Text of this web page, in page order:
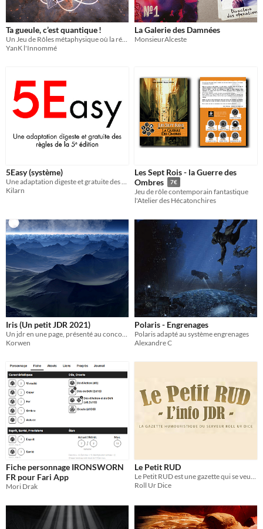
Ta gueule, c’est quantique !
YanK l'Innommé
La Galerie des Damnées
MonsieurAlceste
5Easy (système)
Kilarn
Les Sept Rois - la Guerre des
Ombres
7€
Jeu de rôle contemporain fantastique
l'Atelier des Hécatonchires
Iris (Un petit JDR 2021)
Un jdr en une page, présenté au concours "Un petit JDR" édition 2021
Korwen
Polaris - Engrenages
Polaris adapté au système engrenages
Alexandre C
Fiche personnage IRONSWORN
FR pour Fari App
Mori Drak
Le Petit RUD
Le Petit RUD est une gazette qui se veut humoristique et satirique et qui sera publiée tous les 1er de chaque mois.
Roll Ur Dice